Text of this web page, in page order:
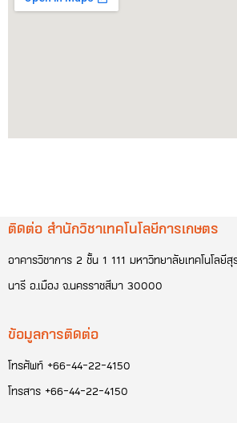
ติดต่อ สำนักวิชาเทคโนโลยีการเกษตร
อาคารวิชาการ 2 ชั้น 1 111 มหาวิทยาลัยเทคโนโลยี
นารี อ.เมือง จ.นครราชสีมา 30000
ข้อมูลการติดต่อ
โทรศัพท์ +66-44-22-4150
โทรสาร +66-44-22-4150